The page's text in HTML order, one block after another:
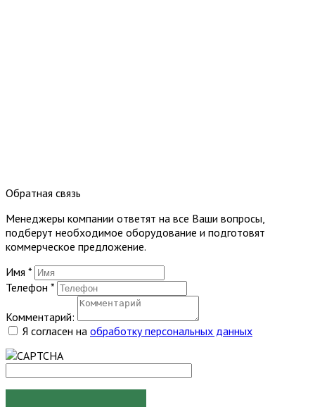
Обратная связь
Менеджеры компании ответят на все Ваши вопросы,
подберут необходимое оборудование и подготовят
коммерческое предложение.
Имя *
Телефон *
Комментарий:
Я согласен на обработку персональных данных